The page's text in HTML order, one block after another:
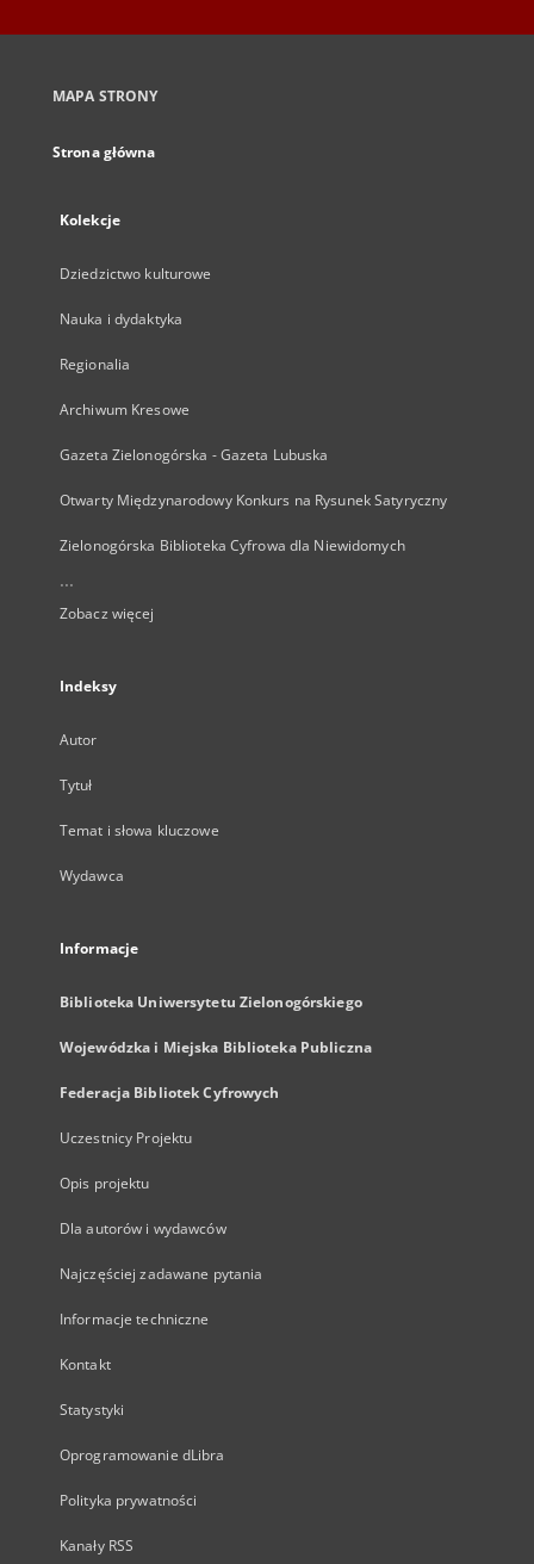
MAPA STRONY
Strona główna
Kolekcje
Dziedzictwo kulturowe
Nauka i dydaktyka
Regionalia
Archiwum Kresowe
Gazeta Zielonogórska - Gazeta Lubuska
Otwarty Międzynarodowy Konkurs na Rysunek Satyryczny
Zielonogórska Biblioteka Cyfrowa dla Niewidomych
...
Zobacz więcej
Indeksy
Autor
Tytuł
Temat i słowa kluczowe
Wydawca
Informacje
Biblioteka Uniwersytetu Zielonogórskiego
Wojewódzka i Miejska Biblioteka Publiczna
Federacja Bibliotek Cyfrowych
Uczestnicy Projektu
Opis projektu
Dla autorów i wydawców
Najczęściej zadawane pytania
Informacje techniczne
Kontakt
Statystyki
Oprogramowanie dLibra
Polityka prywatności
Kanały RSS